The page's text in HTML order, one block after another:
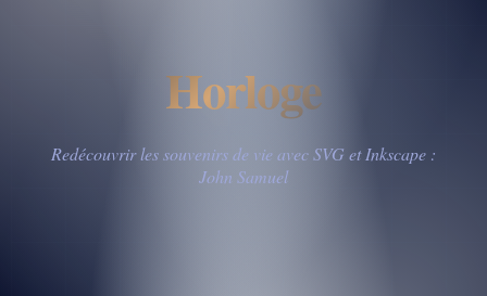
Horloge
Redécouvrir les souvenirs de vie avec SVG et Inkscape :
John Samuel